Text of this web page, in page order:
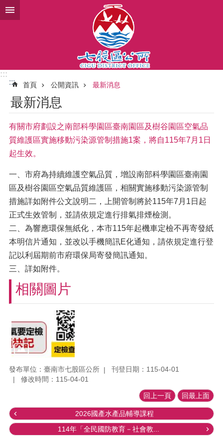
跳到主要內容區塊
:::
:::
首頁 公開資訊 最新消息
最新消息
有關市府劃設之南部科學園區臺南園區及樹谷園區空氣品
質維護區實施移動污染源管制措施1案，將自115年7月1日
起生效。
一、市府為持續維護空氣品質，增設南部科學園區臺南園
區及樹谷園區空氣品質維護區，相關實施移動污染源管制
措施詳如附件公文說明二，上開管制將於115年7月1日起
正式生效管制，並請依規定進行排氣排煙檢測。
二、為響應環保無紙化，本市115年起機車定檢不再寄發紙
本明信片通知，並改以手機簡訊E化通知，請依規定進行登
記以利屆期前市府環保局寄發簡訊通知。
三、詳如附件。
相關圖片
發布單位：臺南市七股區公所
刊登日期：115-04-01
修改時間：115-04-01
回上一頁 回最上面
2026國產水產品輔導課程
114年「全民國防教育－社會教...